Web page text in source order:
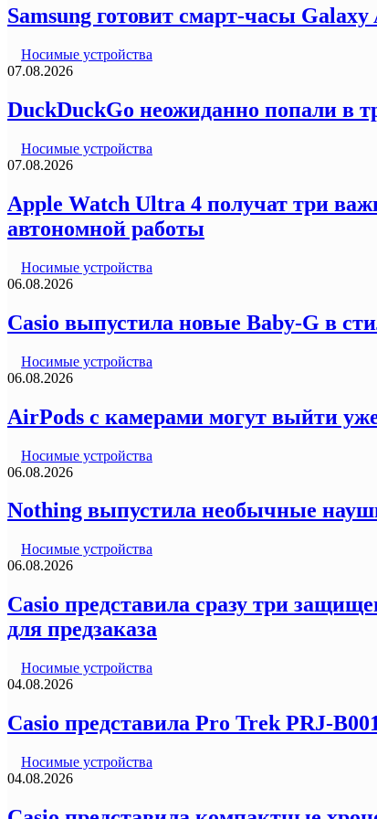
Samsung готовит смарт-часы
Носимые устройства
07.08.2026
DuckDuckGo неожиданно попали в
Носимые устройства
07.08.2026
Apple Watch Ultra 4 получат три
автономной работы
Носимые устройства
06.08.2026
Casio выпустила новые Baby-G в
Носимые устройства
06.08.2026
AirPods с камерами могут выйти
Носимые устройства
06.08.2026
Nothing выпустила необычные
Носимые устройства
06.08.2026
Casio представила сразу три
для предзаказа
Носимые устройства
04.08.2026
Casio представила Pro Trek PRJ-
Носимые устройства
04.08.2026